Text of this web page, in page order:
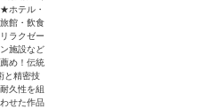
テル・
館・飲食
ラクゼー
施設など
め！伝統
と精密技
久性を組
せた作品